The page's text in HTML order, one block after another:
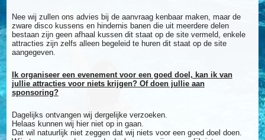
Nee wij zullen ons advies bij de aanvraag kenbaar maken, maar de
zware disco kussens en hindernis banen die uit meerdere delen
bestaan zijn geen afhaal kussen dit staat op de site vermeld, enkele
attracties zijn zelfs alleen begeleid te huren dit staat op de site
aangegeven.
Ik organiseer een evenement voor een goed doel, kan ik van
jullie attracties voor niets krijgen? Of doen jullie aan
sponsoring?
Dagelijks ontvangen wij dergelijke verzoeken.
Helaas kunnen wij hier niet op in gaan.
Dat wil natuurlijk niet zeggen dat wij niets voor een goed doel doen.